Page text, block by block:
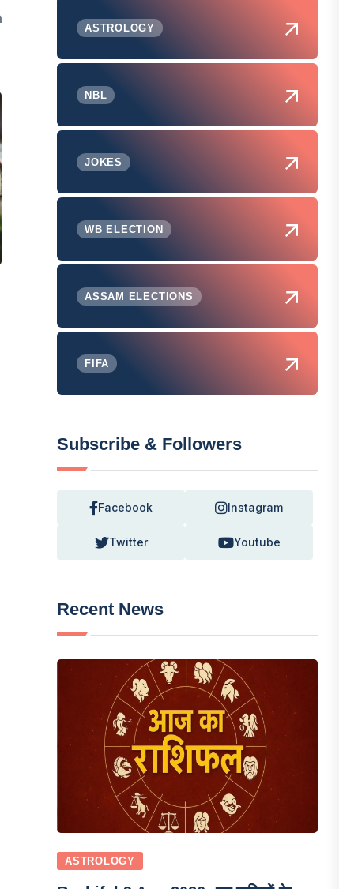
ASTROLOGY
NBL
JOKES
WB ELECTION
ASSAM ELECTIONS
FIFA
Subscribe & Followers
Facebook Instagram
Twitter Youtube
Recent News
ASTROLOGY